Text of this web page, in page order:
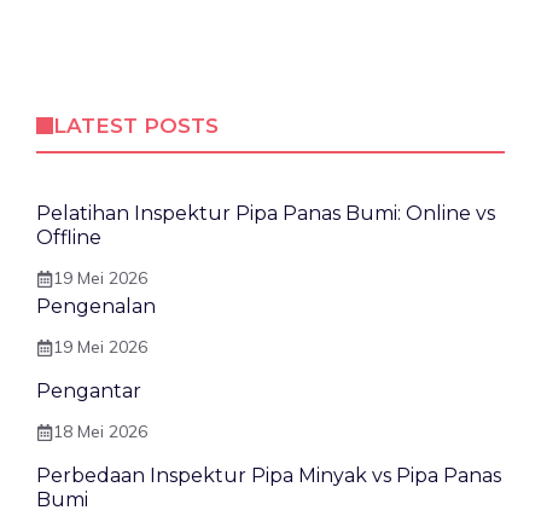
LATEST POSTS
Pelatihan Inspektur Pipa Panas Bumi: Online vs
Offline
19 Mei 2026
Pengenalan
19 Mei 2026
Pengantar
18 Mei 2026
Perbedaan Inspektur Pipa Minyak vs Pipa Panas
Bumi